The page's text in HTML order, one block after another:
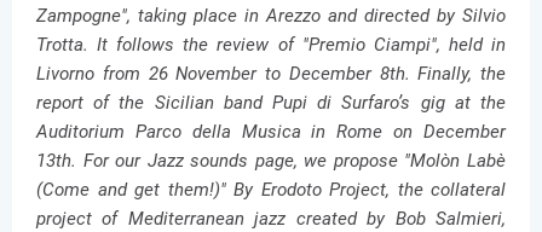
Zampogne", taking place in Arezzo and directed by Silvio
Trotta. It follows the review of "Premio Ciampi", held in
Livorno from 26 November to December 8th. Finally, the
report of the Sicilian band Pupi di Surfaro’s gig at the
Auditorium Parco della Musica in Rome on December
13th. For our Jazz sounds page, we propose "Molòn Labè
(Come and get them!)" By Erodoto Project, the collateral
project of Mediterranean jazz created by Bob Salmieri,